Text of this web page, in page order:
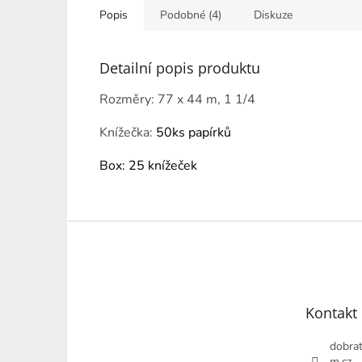
hvězdiček.
Popis Podobné (4) Diskuze
Detailní popis produktu
Rozměry: 77 x 44 m, 1 1/4
Knížečka: 50ks papírků
Box: 25 knížeček
Kontakt